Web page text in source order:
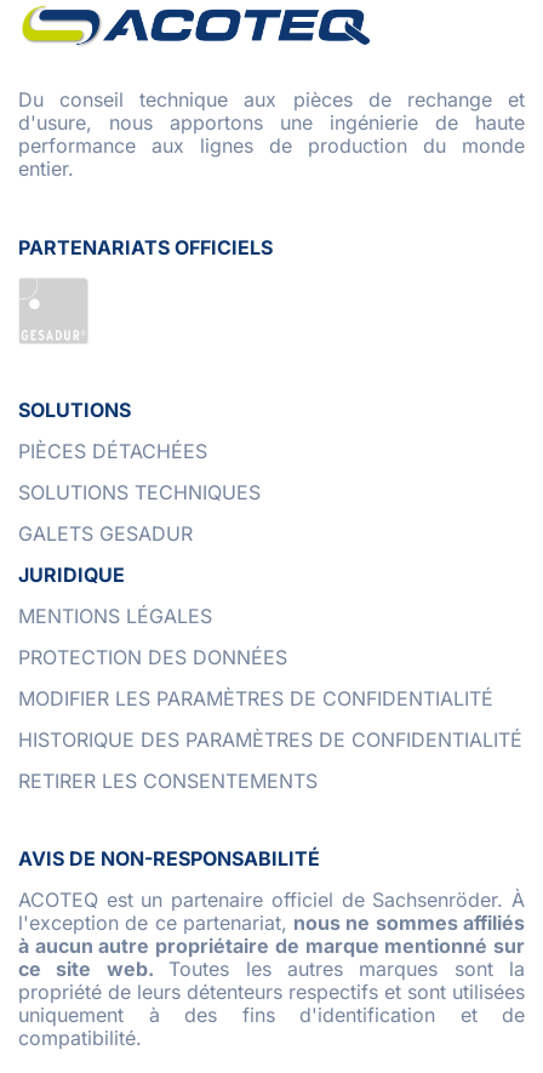
Du conseil technique aux pièces de rechange et
d'usure, nous apportons une ingénierie de haute
performance aux lignes de production du monde
entier.
PARTENARIATS OFFICIELS
SOLUTIONS
PIÈCES DÉTACHÉES
SOLUTIONS TECHNIQUES
GALETS GESADUR
JURIDIQUE
MENTIONS LÉGALES
PROTECTION DES DONNÉES
MODIFIER LES PARAMÈTRES DE CONFIDENTIALITÉ
HISTORIQUE DES PARAMÈTRES DE CONFIDENTIALITÉ
RETIRER LES CONSENTEMENTS
AVIS DE NON-RESPONSABILITÉ
ACOTEQ est un partenaire officiel de Sachsenröder. À
l'exception de ce partenariat, nous ne sommes affiliés
à aucun autre propriétaire de marque mentionné sur
ce site web. Toutes les autres marques sont la
propriété de leurs détenteurs respectifs et sont utilisées
uniquement à des fins d'identification et de
compatibilité.